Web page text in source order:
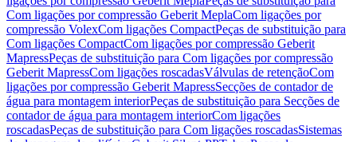
Com ligações por compressão Geberit MeplaCom ligações por
compressão VolexCom ligações CompactPeças de substituição para
Com ligações CompactCom ligações por compressão Geberit
MapressPeças de substituição para Com ligações por compressão
Geberit MapressCom ligações roscadasVálvulas de retençãoCom
ligações por compressão Geberit MapressSecções de contador de
água para montagem interiorPeças de substituição para Secções de
contador de água para montagem interiorCom ligações
roscadasPeças de substituição para Com ligações roscadasSistemas